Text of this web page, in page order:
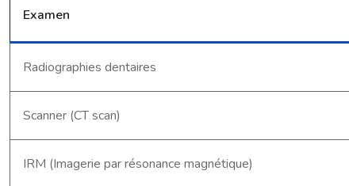
Examen
Radiographies dentaires
Scanner (CT scan)
IRM (Imagerie par résonance magnétique)